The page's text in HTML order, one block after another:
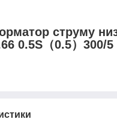
струму
0.5S（0.5）300/5